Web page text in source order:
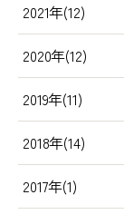
2021年(12)
2020年(12)
2019年(11)
2018年(14)
2017年(1)